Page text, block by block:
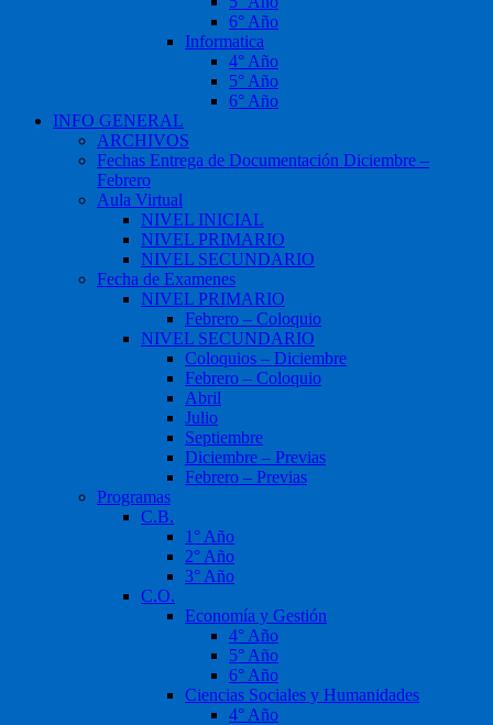
6° Año
Informatica
4° Año
5° Año
6° Año
INFO GENERAL
ARCHIVOS
Fechas Entrega de Documentación Diciembre –
Febrero
Aula Virtual
NIVEL INICIAL
NIVEL PRIMARIO
NIVEL SECUNDARIO
Fecha de Examenes
NIVEL PRIMARIO
Febrero – Coloquio
NIVEL SECUNDARIO
Coloquios – Diciembre
Febrero – Coloquio
Abril
Julio
Septiembre
Diciembre – Previas
Febrero – Previas
Programas
C.B.
1° Año
2° Año
3° Año
C.O.
Economía y Gestión
4° Año
5° Año
6° Año
Ciencias Sociales y Humanidades
4° Año